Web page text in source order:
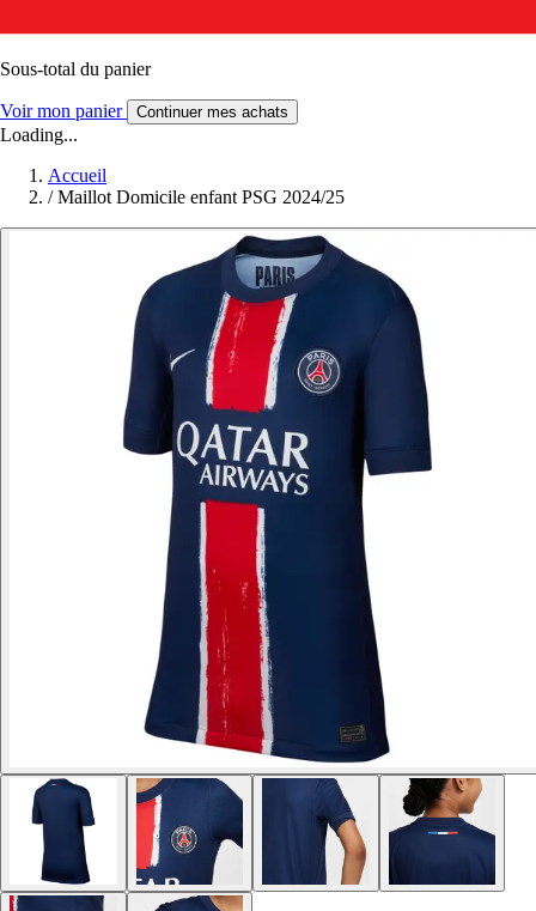
Sous-total du panier
Voir mon panier Continuer mes achats
Loading...
Accueil
/ Maillot Domicile enfant PSG 2024/25